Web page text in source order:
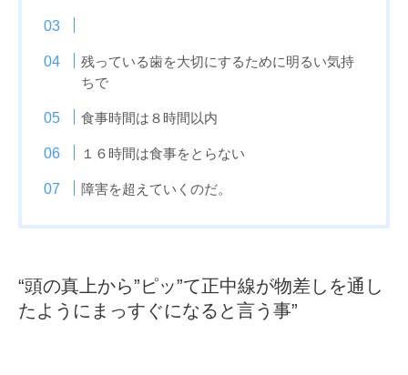
残っている歯を大切にするために明るい気持
ちで
食事時間は８時間以内
１６時間は食事をとらない
障害を超えていくのだ。
“頭の真上から”ピッ”て正中線が物差しを通し
たようにまっすぐになると言う事”